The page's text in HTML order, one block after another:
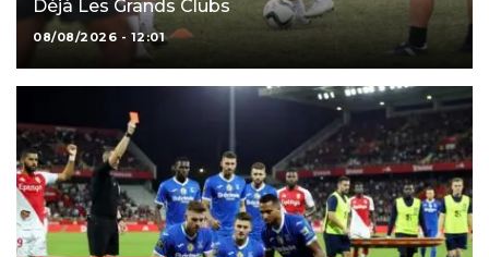
Déjà Les Grands Clubs
08/08/2026 - 12:01